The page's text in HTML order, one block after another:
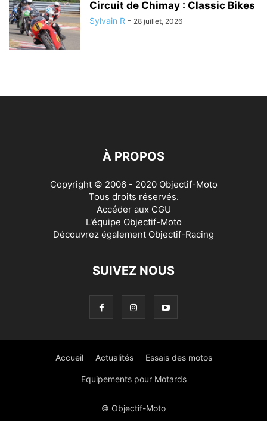
Circuit de Chimay : Classic Bikes
Sylvain R - 28 juillet, 2026
À PROPOS
Copyright © 2006 - 2020 Objectif-Moto
Tous droits réservés.
Accéder aux CGU
L'équipe Objectif-Moto
Découvrez également Objectif-Racing
SUIVEZ NOUS
Accueil Actualités Essais des motos
Equipements pour Motards
© Objectif-Moto